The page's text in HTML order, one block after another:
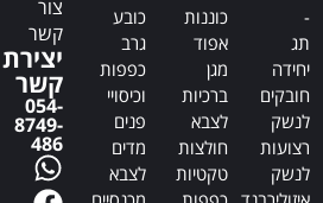
-
תג
יחידה
חובקים
לנשק
רצועות
לנשק
כוננות
אפוד
מגן
ברכיות
לצבא
חולצות
טקטיות
כובע
גרב
כפפות
וכיסויי
פנים
מדים
לצבא
צור
קשר
יצירת
קשר
054-
8749-
486